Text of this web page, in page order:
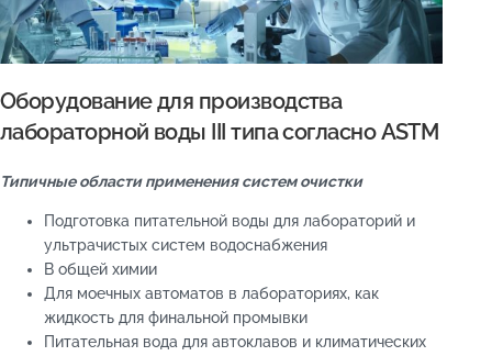
Оборудование для производства
лабораторной воды III типа согласно ASTM
Типичные области применения систем очистки
Подготовка питательной воды для лабораторий и
ультрачистых систем водоснабжения
В общей химии
Для моечных автоматов в лабораториях, как
жидкость для финальной промывки
Питательная вода для автоклавов и климатических